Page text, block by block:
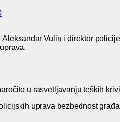
Aleksandar Vulin i direktor
uprava.
u rasvetljavanju teških
uprava bezbednost